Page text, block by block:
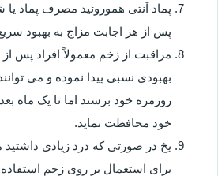
پماد آنتی هموروئید مصرف پماد یا
پس از هر اجابت مزاج به بهبود
مراقبت از زخم معمولاً افراد پس
بهبودی نسبی پیدا نموده و می
روزمره خود برسند اما تا یک ماه
خود محافظت نماید.
یخ در صورتی که درد زیادی داشتید
برای استعمال بر روی زخم استفاده